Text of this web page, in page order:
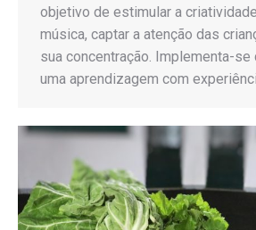
objetivo de estimular a
música, captar a atenção das
sua concentração. Implementa-
uma aprendizagem com